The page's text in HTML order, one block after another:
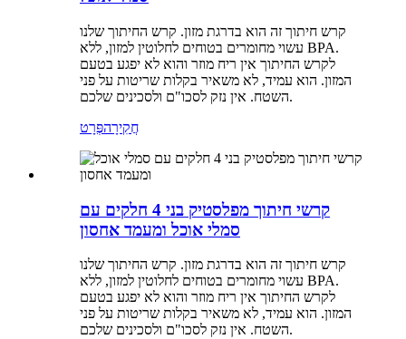
קרש חיתוך זה הוא בדרגת מזון. קרש החיתוך שלנו
עשוי מחומרים בטוחים לחלוטין למזון, ללא BPA.
לקרש החיתוך אין ריח מוזר והוא לא יפגע בטעם
המזון. הוא עמיד, לא משאיר בקלות שריטות על פני
השטח. אין נזק לסכו"ם ולסכינים שלכם.
חֲקִירָהפְּרָט
קרשי חיתוך מפלסטיק בני 4 חלקים עם
סמלי אוכל ומעמד אחסון
קרש חיתוך זה הוא בדרגת מזון. קרש החיתוך שלנו
עשוי מחומרים בטוחים לחלוטין למזון, ללא BPA.
לקרש החיתוך אין ריח מוזר והוא לא יפגע בטעם
המזון. הוא עמיד, לא משאיר בקלות שריטות על פני
השטח. אין נזק לסכו"ם ולסכינים שלכם.